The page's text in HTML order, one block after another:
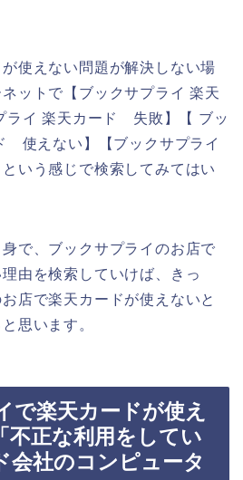
使えない問題が解決しない場
ットで【ブックサプライ 楽天
ライ 楽天カード 失敗】【 ブッ
使えない】【ブックサプライ
いう感じで検索してみてはい
で、ブックサプライのお店で
由を検索していけば、きっ
店で楽天カードが使えないと
思います。
で楽天カードが使え
不正な利用をしてい
会社のコンピュータ